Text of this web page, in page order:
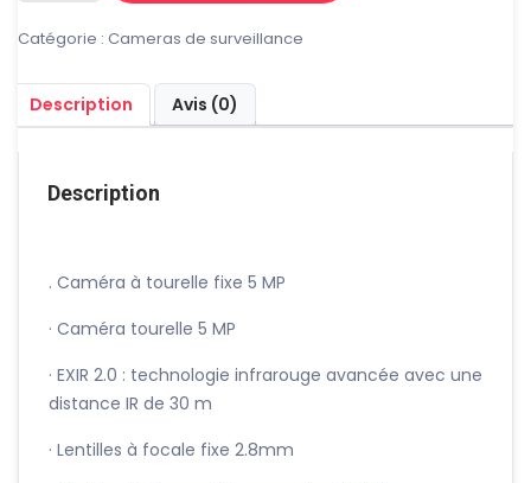
Caméra
5
MP
DS-
ITMF
Catégorie : Cameras de surveillance
Description Avis (0)
Description
. Caméra à tourelle fixe 5 MP
· Caméra tourelle 5 MP
· EXIR 2.0 : technologie infrarouge avancée avec une
distance IR de 30 m
· Lentilles à focale fixe 2.8mm